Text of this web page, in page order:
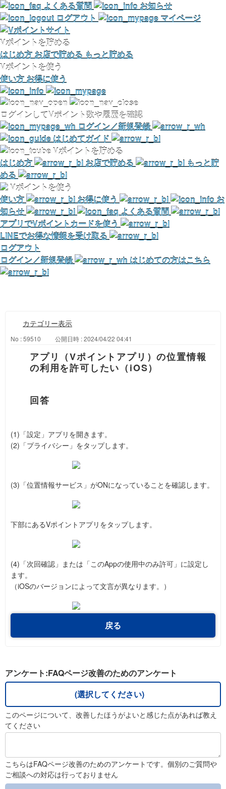
よくある質問
お知らせ
ログアウト
マイページ
Vポイントを貯める
はじめ方 お店で貯める もっと貯める
Vポイントを使う
使い方 お得に使う
ログインしてVポイント数や履歴を確認
ログイン／新規登録
はじめてガイド
Vポイントを貯める
はじめ方
お店で貯める
もっと貯
める
Vポイントを使う
使い方
お得に使う
お
知らせ
よくある質問
アプリでVポイントカードを使う
LINEでお得な情報を受け取る
ログアウト
ログイン／新規登録
はじめての方はこちら
カテゴリー表示
No : 59510 公開日時 : 2024/04/22 04:41
アプリ（Vポイントアプリ）の位置情報
の利用を許可したい（iOS）
(1)「設定」アプリを開きます。
(2)「プライバシー」をタップします。
(3)「位置情報サービス」がONになっていることを確認します。
下部にあるVポイントアプリをタップします。
(4)「次回確認」または「このAppの使用中のみ許可」に設定し
ます。
（iOSのバージョンによって文言が異なります。）
戻る
アンケート:FAQページ改善のためのアンケート
(選択してください)
このページについて、改善したほうがよいと感じた点があれば教え
てください
こちらはFAQページ改善のためのアンケートです。個別のご質問や
ご相談への対応は行っておりません